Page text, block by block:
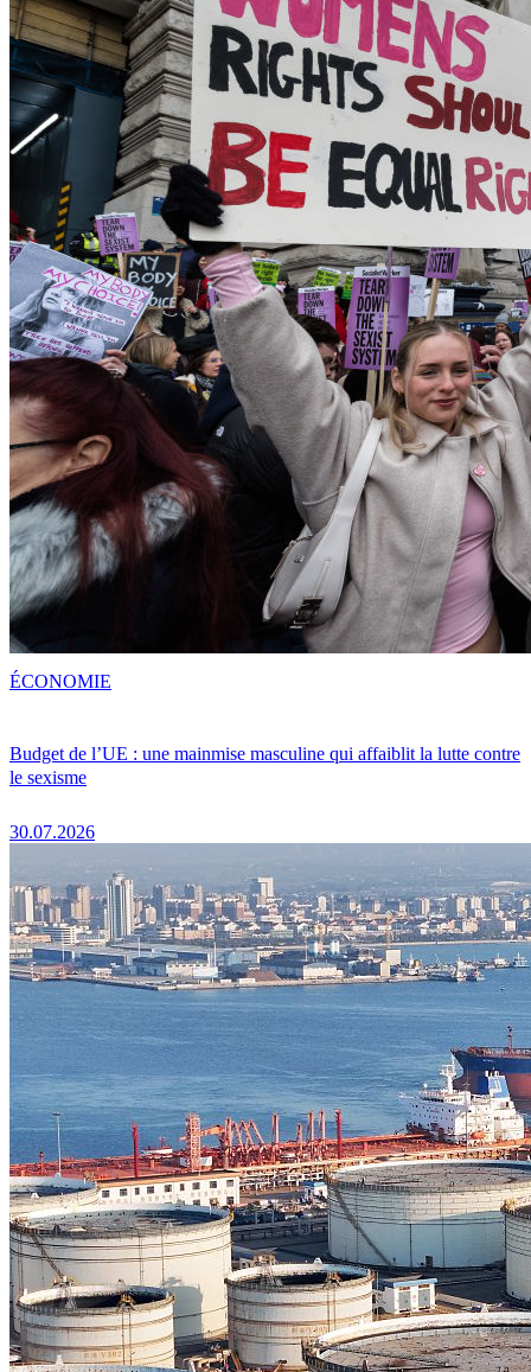
Budget de l’UE : une mainmise masculine qui affaiblit la lutte contre
le sexisme
30.07.2026
ÉCONOMIE